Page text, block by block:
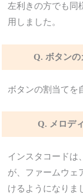
左利きの方でも同
用しました。
Q. ボタンの
ボタンの割当てを
Q. メロデ
インスタコードは
が、ファームウェ
けるようになりま